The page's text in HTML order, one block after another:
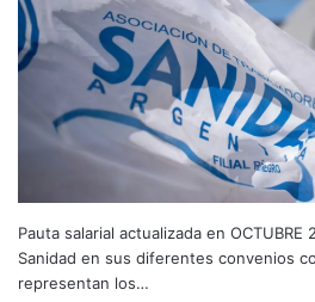
Pauta salarial actualizada en
Sanidad en sus diferentes convenios
representan los…